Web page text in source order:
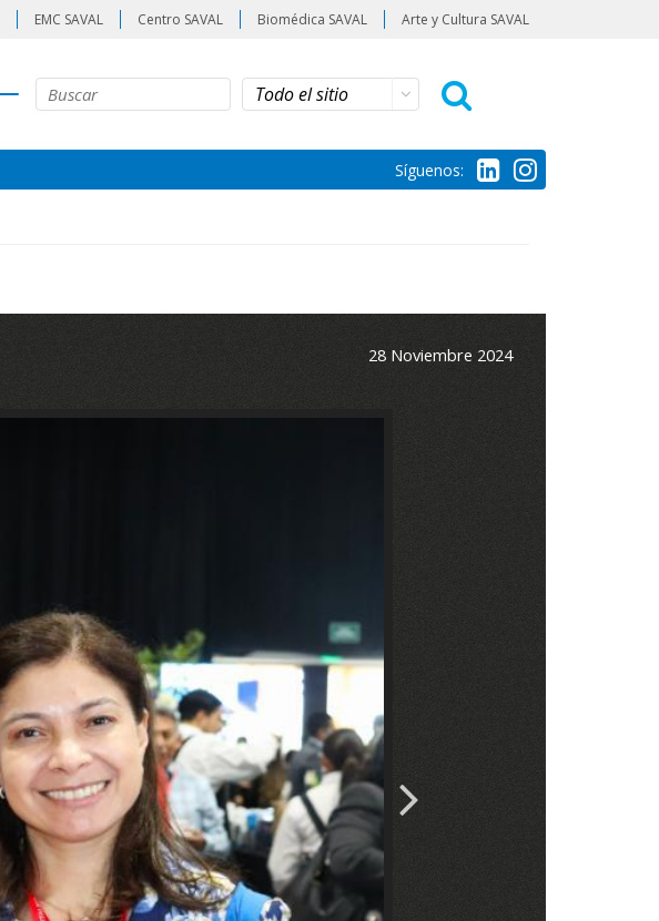
EMC SAVAL Centro SAVAL Biomédica SAVAL Arte y Cultura SAVAL
Síguenos:
28 Noviembre 2024